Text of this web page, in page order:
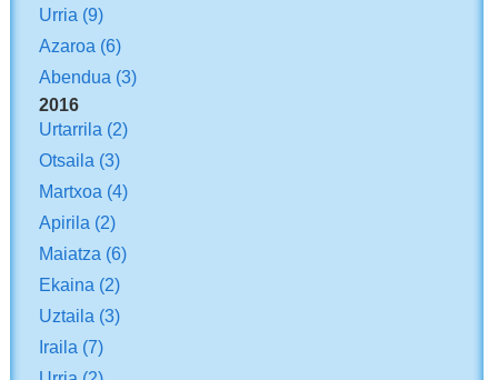
Urria (9)
Azaroa (6)
Abendua (3)
2016
Urtarrila (2)
Otsaila (3)
Martxoa (4)
Apirila (2)
Maiatza (6)
Ekaina (2)
Uztaila (3)
Iraila (7)